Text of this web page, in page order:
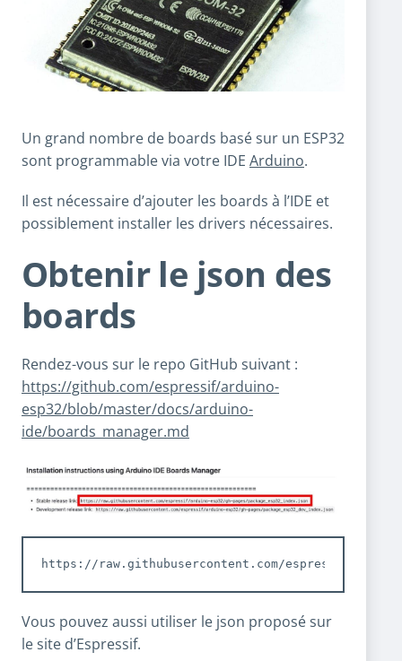
Un grand nombre de boards basé sur un ESP32
sont programmable via votre IDE Arduino.
Il est nécessaire d’ajouter les boards à l’IDE et
possiblement installer les drivers nécessaires.
Obtenir le json des
boards
Rendez-vous sur le repo GitHub suivant :
https://github.com/espressif/arduino-
esp32/blob/master/docs/arduino-
ide/boards_manager.md
https://raw.githubusercontent.com/espressif/
Vous pouvez aussi utiliser le json proposé sur
le site d’Espressif.